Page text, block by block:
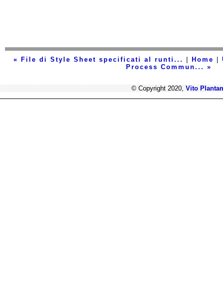
« File di Style Sheet specificati al runti... Home
Process Commun... »
© Copyright 2020,Vito